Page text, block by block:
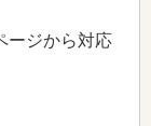
ージから対応